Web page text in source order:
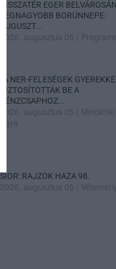
VISSZATÉR EGER
LEGNAGYOBB BORÜNNEPE:
AUGUSZT...
2026. augusztus 05
„A NER-FELESÉGEK
BIZTOSÍTOTTÁK BE A
PÉNZCSAPHOZ...
2026. augusztus 05
Mindenki
ügye
SIOR: RAJZOK HAZA 98.
2026. augusztus 05